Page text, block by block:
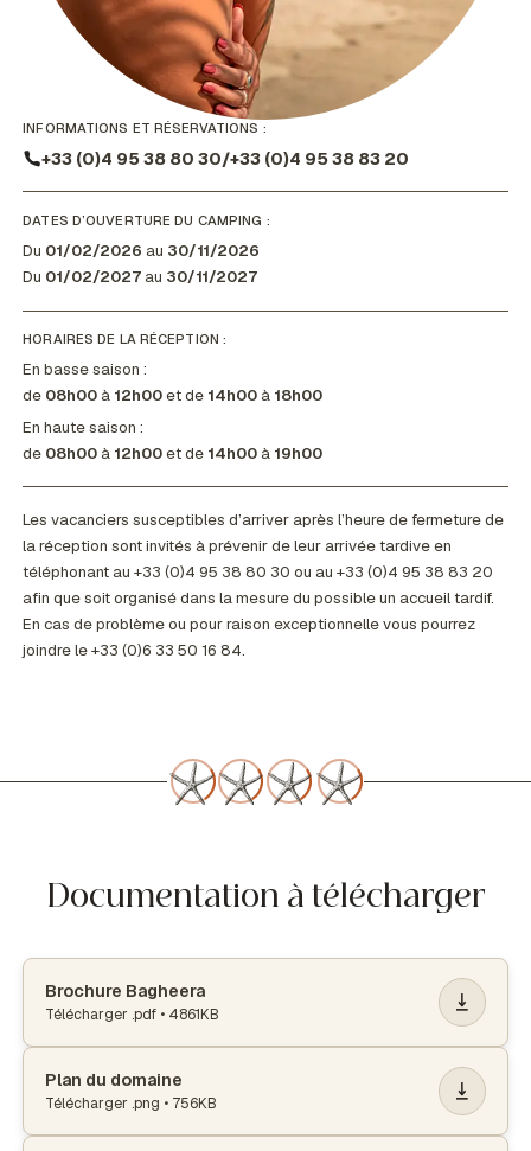
INFORMATIONS ET RÉSERVATIONS :
+33 (0)4 95 38 80 30/+33 (0)4 95 38 83 20
DATES D’OUVERTURE DU CAMPING :
Du 01/02/2026 au 30/11/2026
Du 01/02/2027 au 30/11/2027
HORAIRES DE LA RÉCEPTION :
En basse saison :
de 08h00 à 12h00et de 14h00 à 18h00
En haute saison :
de 08h00 à 12h00et de 14h00 à 19h00
Les vacanciers susceptibles d’arriver après l’heure de fermeture de
la réception sont invités à prévenir de leur arrivée tardive en
téléphonant au +33 (0)4 95 38 80 30 ou au +33 (0)4 95 38 83 20
afin que soit organisé dans la mesure du possible un accueil tardif.
En cas de problème ou pour raison exceptionnelle vous pourrez
joindre le +33 (0)6 33 50 16 84.
Documentation à télécharger
Brochure Bagheera
Télécharger .pdf • 4861KB
Plan du domaine
Télécharger .png • 756KB